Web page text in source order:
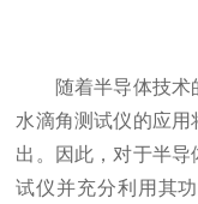
随着半导体技术的
水滴角测试仪的应
出。因此，对于半导
试仪并充分利用其